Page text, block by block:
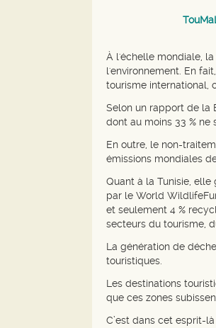
À l'échelle mondiale,
l'environnement. En
tourisme international,
Selon un rapport de la
dont au moins 33 % ne
En outre, le non-
émissions mondiales
Quant à la Tunisie,
par le World
et seulement 4 %
secteurs du tourisme,
La génération de
touristiques.
Les destinations
que ces zones
C’est dans cet esprit-